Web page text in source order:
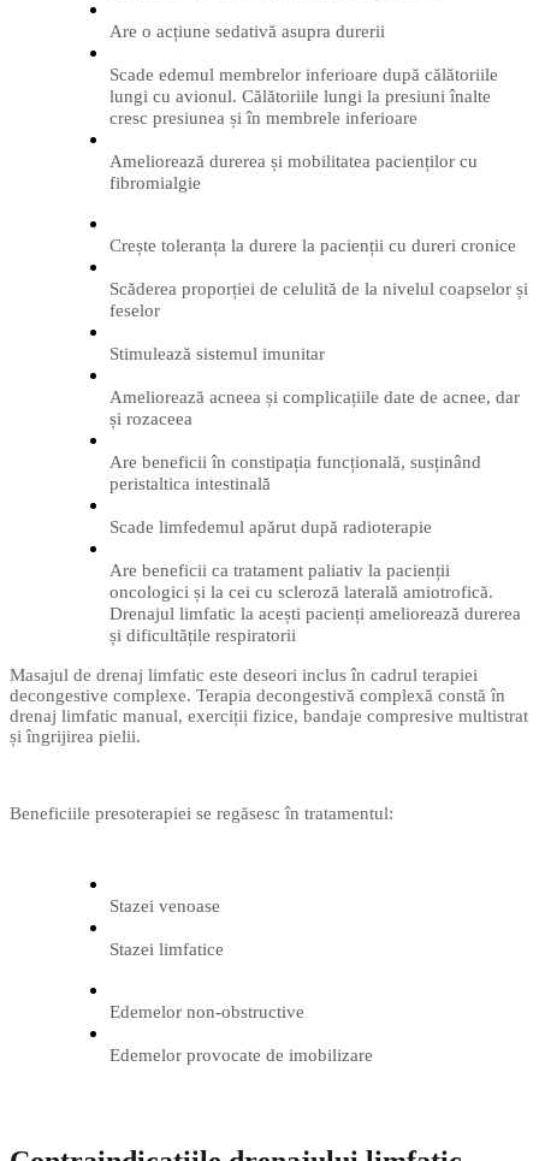
Are o acțiune sedativă asupra durerii
Scade edemul membrelor inferioare după călătoriile
lungi cu avionul. Călătoriile lungi la presiuni înalte
cresc presiunea și în membrele inferioare
Ameliorează durerea și mobilitatea pacienților cu
fibromialgie
Crește toleranța la durere la pacienții cu dureri cronice
Scăderea proporției de celulită de la nivelul coapselor și
feselor
Stimulează sistemul imunitar
Ameliorează acneea și complicațiile date de acnee, dar
și rozaceea
Are beneficii în constipația funcțională, susținând
peristaltica intestinală
Scade limfedemul apărut după radioterapie
Are beneficii ca tratament paliativ la pacienții
oncologici și la cei cu scleroză laterală amiotrofică.
Drenajul limfatic la acești pacienți ameliorează durerea
și dificultățile respiratorii
Masajul de drenaj limfatic este deseori inclus în cadrul terapiei
decongestive complexe. Terapia decongestivă complexă constă în
drenaj limfatic manual, exerciții fizice, bandaje compresive multistrat
și îngrijirea pielii.
Beneficiile presoterapiei se regăsesc în tratamentul:
Stazei venoase
Stazei limfatice
Edemelor non-obstructive
Edemelor provocate de imobilizare